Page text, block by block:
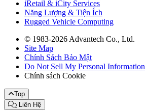
iRetail & iCity Services
Năng Lượng & Tiện Ích
Rugged Vehicle Computing
© 1983-2026 Advantech Co., Ltd.
Site Map
Chính Sách Bảo Mật
Do Not Sell My Personal Information
Chính sách Cookie
Top
Liên Hệ